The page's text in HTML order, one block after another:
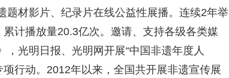
题材影片、纪录片在线公益性展播。连续2年举
计播放量20.3亿次。邀请、支持各级各类媒
光明日报、光明网开展“中国非遗年度人
项行动。2012年以来，全国共开展非遗宣传展